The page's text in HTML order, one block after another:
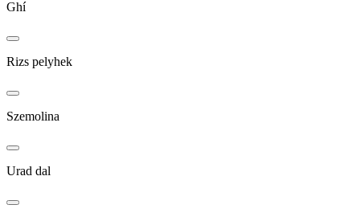
Ghí
Rizs pelyhek
Szemolina
Urad dal